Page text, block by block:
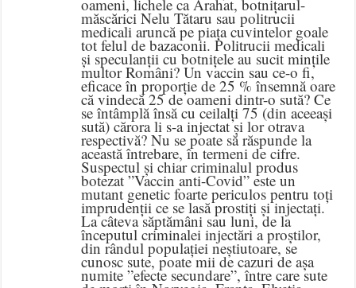
oameni, lichele ca Arahat, botnițarul-
măscărici Nelu Tătaru sau politrucii
medicali aruncă pe piața cuvintelor goale
tot felul de bazaconii. Politrucii medicali
și speculanții cu botnițele au sucit mințile
multor Români? Un vaccin sau ce-o fi,
eficace în proporție de 25 % însemnă oare
că vindecă 25 de oameni dintr-o sută? Ce
se întâmplă însă cu ceilalți 75 (din aceeași
sută) cărora li s-a injectat și lor otrava
respectivă? Nu se poate să răspunde la
această întrebare, în termeni de cifre.
Suspectul și chiar criminalul produs
botezat ”Vaccin anti-Covid” este un
mutant genetic foarte periculos pentru toți
imprudenții ce se lasă prostiți și injectați.
La câteva săptămâni sau luni, de la
începutul criminalei injectări a proștilor,
din rândul populației neștiutoare, se
cunosc sute, poate mii de cazuri de așa
numite ”efecte secundare”, între care sute